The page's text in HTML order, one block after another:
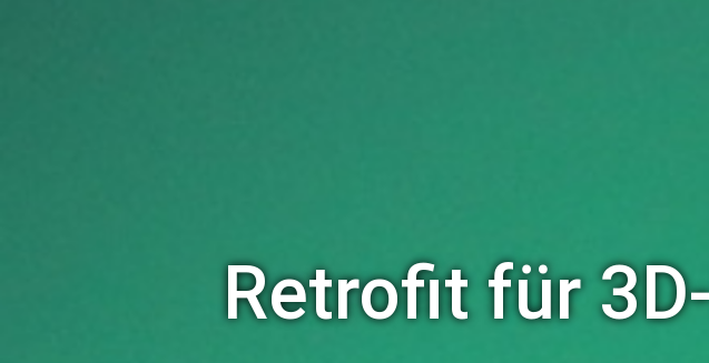
Retrofit für